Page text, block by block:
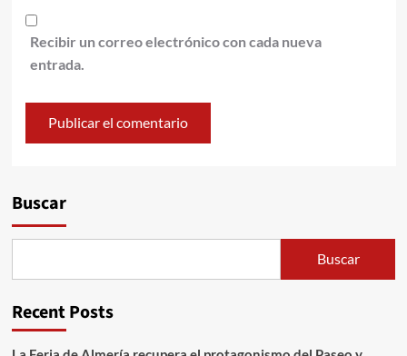
Recibir un correo electrónico con cada nueva
entrada.
Buscar
Buscar
Recent Posts